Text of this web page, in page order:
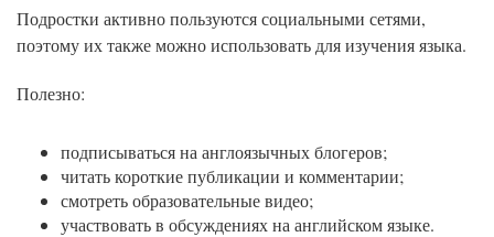
Подростки активно пользуются социальными сетями,
поэтому их также можно использовать для изучения языка.
Полезно:
подписываться на англоязычных блогеров;
читать короткие публикации и комментарии;
смотреть образовательные видео;
участвовать в обсуждениях на английском языке.